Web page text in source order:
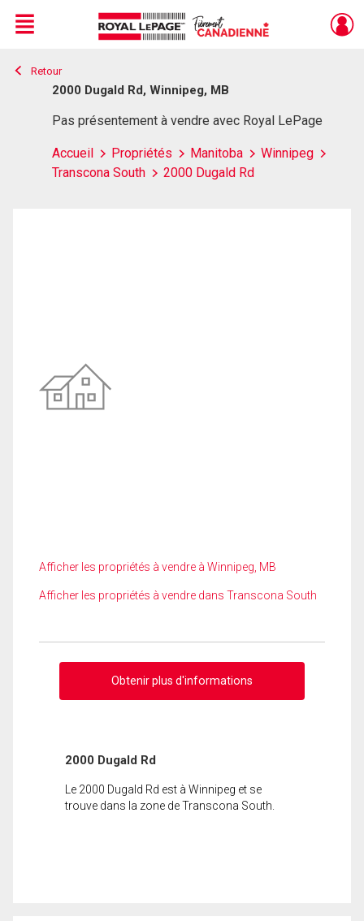
Live
En Direct
Menu
Retour
2000 Dugald Rd, Winnipeg, MB
Pas présentement à vendre avec Royal LePage
Accueil Propriétés Manitoba
Winnipeg
Transcona South
2000 Dugald Rd
Afficher les propriétés à vendre à Winnipeg, MB
Afficher les propriétés à vendre dans Transcona South
Obtenir plus d'informations
2000 Dugald Rd
Le 2000 Dugald Rd est à Winnipeg et se
trouve dans la zone de Transcona South.